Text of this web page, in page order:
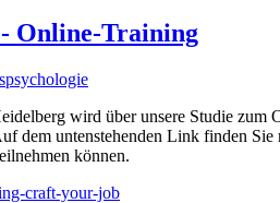
Online-Training
wird über unsere Studie
dem untenstehenden Link finden
können.
craft-your-job